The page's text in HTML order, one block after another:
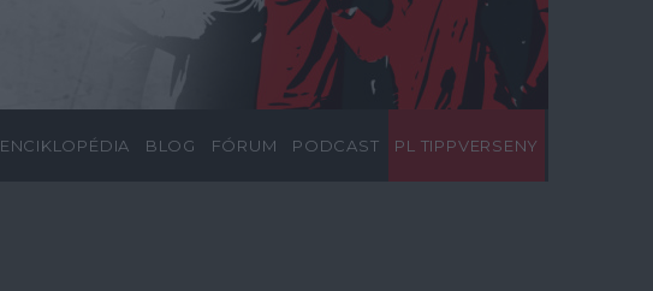
ENCIKLOPÉDIA BLOG FÓRUM PODCAST PL TIPPVERSENY